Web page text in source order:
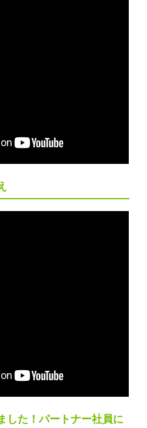
した！パートナー社員に